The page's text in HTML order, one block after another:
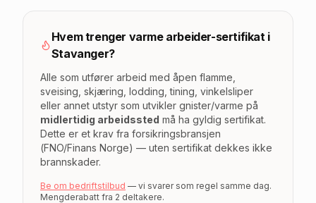
Hvem trenger varme arbeider-sertifikat i
Stavanger?
Alle som utfører arbeid med åpen flamme,
sveising, skjæring, lodding, tining, vinkelsliper
eller annet utstyr som utvikler gnister/varme på
midlertidig arbeidssted må ha gyldig sertifikat.
Dette er et krav fra forsikringsbransjen
(FNO/Finans Norge) — uten sertifikat dekkes ikke
brannskader.
Be om bedriftstilbud — vi svarer som regel samme dag.
Mengderabatt fra 2 deltakere.